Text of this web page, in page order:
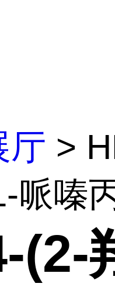
厅 >
哌嗪
(2-